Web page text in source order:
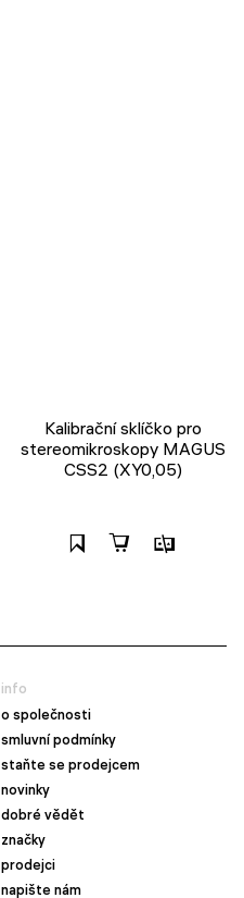
Kalibrační sklíčko pro
stereomikroskopy MAGUS
CSS2 (XY0,05)
info
o společnosti
smluvní podmínky
staňte se prodejcem
novinky
dobré vědět
značky
prodejci
napište nám